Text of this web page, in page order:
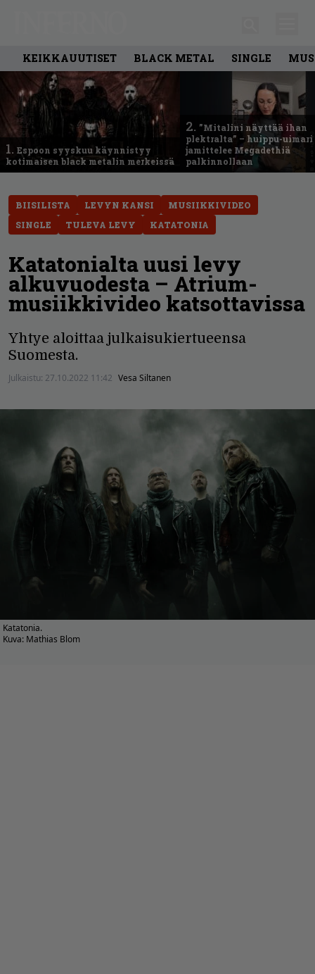
KEIKKAUUTISET BLACK METAL SINGLE
1. Espoon syyskuu käynnistyy
kotimaisen black metalin merkeissä
2. ”Mitalini näyttää ihan
plektralta” – huippu-uimari
jamittelee Megadethiä
palkinnollaan
BIISILISTA LEVYN KANSI
MUSIIKKIVIDEO
SINGLE
TULEVA LEVY KATATONIA
Katatonialta uusi levy
alkuvuodesta – Atrium-
musiikkivideo katsottavissa
Yhtye aloittaa julkaisukiertueensa
Suomesta.
Julkaistu: 27.10.2022 11:42 Vesa Siltanen
Katatonia.
Kuva: Mathias Blom